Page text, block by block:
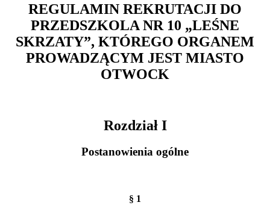
REGULAMIN REKRUTACJI DO
PRZEDSZKOLA NR 10 „LEŚNE
SKRZATY”, KTÓREGO ORGANEM
PROWADZĄCYM JEST MIASTO
OTWOCK
Rozdział I
Postanowienia ogólne
§ 1